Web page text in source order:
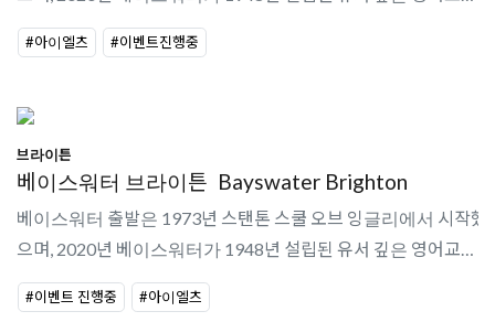
어학원인 유로센터를 인수했다. 마이 베이스워터 러닝 플랫폼을
통해 다양한 활용이 가..
#아이엘츠 #이벤트진행중
브라이튼
베이스워터 브라이튼 Bayswater Brighton
베이스워터 출발은 1973년 스탠톤 스쿨 오브 잉글리에서 시작했
으며, 2020년 베이스워터가 1948년 설립된 유서 깊은 영어교육
어학원인 유로센터를 인수했다. 베이스워터 브라이튼 센터는 교
실 16개와 학생 라운지, ..
#이벤트 진행중 #아이엘츠